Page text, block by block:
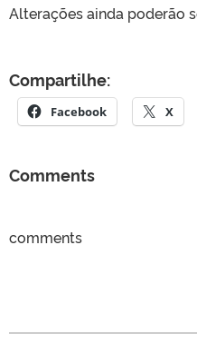
Alterações ainda poderão
Compartilhe:
Facebook X
Comments
comments